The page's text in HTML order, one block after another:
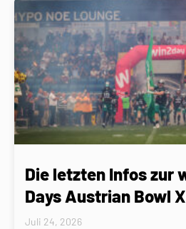
Die letzten Infos zur
Days Austrian Bowl
Juli 24, 2026